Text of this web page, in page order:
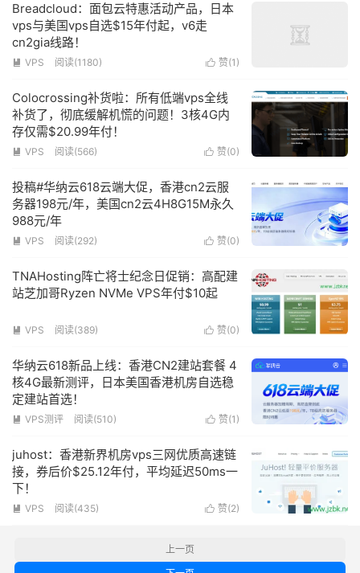
Breadcloud：面包云特惠活动产品，日本
vps与美国vps自选$15年付起，v6走
cn2gia线路！
 赞(1 )
 VPS 阅读(1180)
Colocrossing补货啦：所有低端vps全线
补货了，彻底缓解机慌的问题！3核4G内
存仅需$20.99年付！
 赞(0)
 VPS 阅读(566)
投稿#华纳云618云端大促，香港cn2云服
务器198元/年，美国cn2云4H8G15M永久
988元/年
 赞(0)
 VPS 阅读(292)
TNAHosting阵亡将士纪念日促销：高配建
站芝加哥Ryzen NVMe VPS年付$10起
 赞(0)
 VPS 阅读(389)
华纳云618新品上线：香港CN2建站套餐 4
核4G最新测评，日本美国香港机房自选稳
定建站首选！
 赞(1 )
 VPS测评 阅读(510)
juhost：香港新界机房vps三网优质高速链
接，券后价$25.12年付，平均延迟50ms一
下！
 赞(2)
 VPS 阅读(435)
上一页